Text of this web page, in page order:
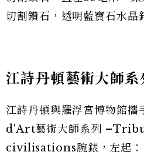
切割鑽石，透明藍寶石水晶
江詩丹頓藝術大師
江詩丹頓與羅浮宮博物館
d'Art藝術大師系列
civilisations腕錶，左起：